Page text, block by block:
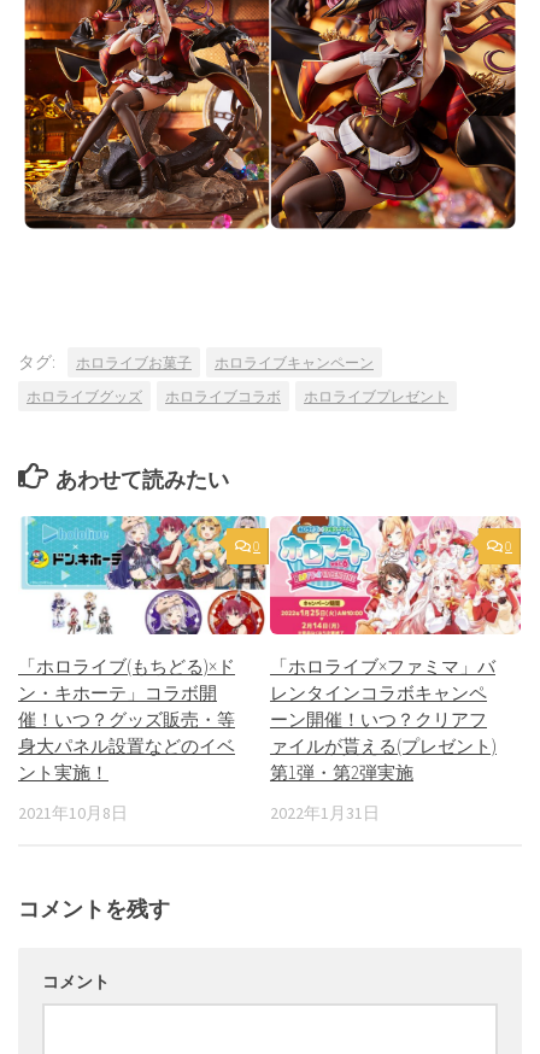
タグ: ホロライブお菓子
ホロライブキャンペーン
ホロライブグッズ
ホロライブコラボ ホロライブプレゼント
あわせて読みたい
0
「ホロライブ(もちどる)×ド
ン・キホーテ」コラボ開
催！いつ？グッズ販売・等
身大パネル設置などのイベ
ント実施！
2021年10月8日
0
「ホロライブ×ファミマ」バ
レンタインコラボキャンペ
ーン開催！いつ？クリアフ
ァイルが貰える(プレゼント)
第1弾・第2弾実施
2022年1月31日
コメントを残す
コメント